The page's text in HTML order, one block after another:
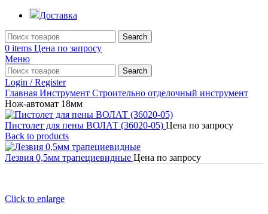
Доставка
Search
0 items Цена по запросу
Меню
Search
Login / Register
Главная Инструмент Строительно отделочный инструмент
Нож-автомат 18мм
Пистолет для пены ВОЛАТ (36020-05) Цена по запросу
Back to products
Лезвия 0,5мм трапециевидные Цена по запросу
Click to enlarge